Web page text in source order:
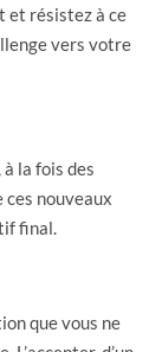
et résistez à ce
vers votre
la fois des
nouveaux
final.
que vous ne